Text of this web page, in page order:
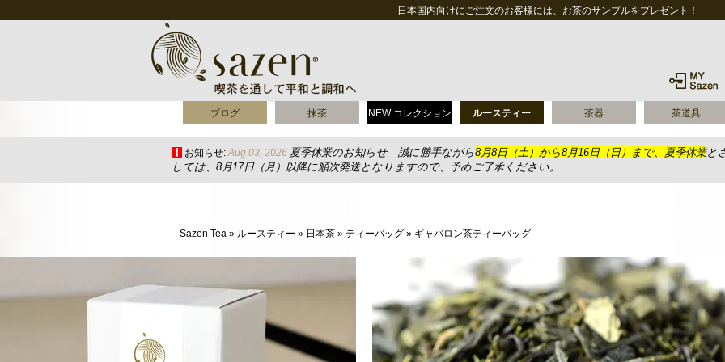
日本国内向けにご注文のお客様には、お茶のサンプルをプレゼント！
ブログ 抹茶 NEW コレクション ルースティー 茶器 茶道具
お知らせ: Aug 03, 2026 夏季休業のお知らせ 誠に勝手ながら8月8日（土）から8月16日（日）まで、夏季休業と
しては、8月17日（月）以降に順次発送となりますので、予めご了承ください。
Sazen Tea » ルースティー » 日本茶 » ティーバッグ » ギャバロン茶ティーバッグ